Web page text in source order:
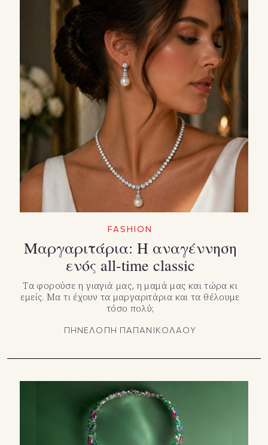
FASHION
Μαργαριτάρια: Η αναγέννηση
ενός all-time classic
Τα φορούσε η γιαγιά μας, η μαμά μας και τώρα κι
εμείς. Μα τι έχουν τα μαργαριτάρια και τα θέλουμε
τόσο πολύ;
ΠΗΝΕΛΟΠΗ ΠΑΠΑΝΙΚΟΛΑΟΥ